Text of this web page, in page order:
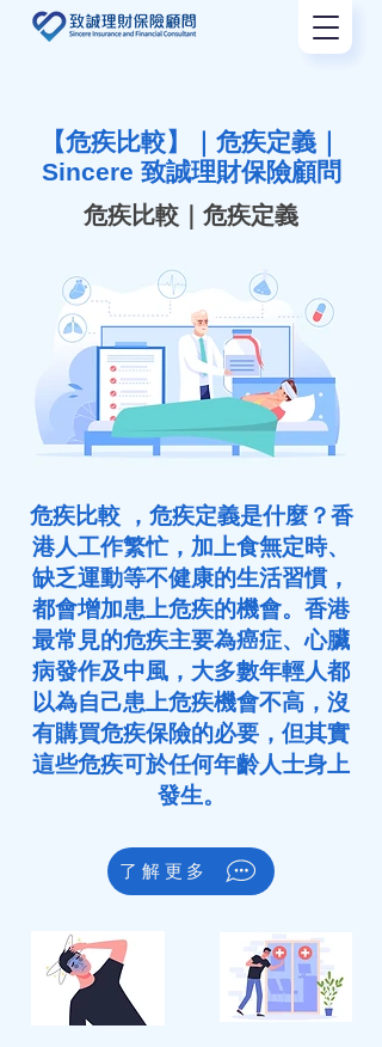
【危疾比較】｜危疾定義｜
Sincere 致誠理財保險顧問
危疾比較｜危疾定義
危疾比較 ，危疾定義是什麼？香
港人工作繁忙，加上食無定時、
缺乏運動等不健康的生活習慣，
都會增加患上危疾的機會。香港
最常見的危疾主要為癌症、心臟
病發作及中風，大多數年輕人都
以為自己患上危疾機會不高，沒
有購買危疾保險的必要，但其實
這些危疾可於任何年齡人士身上
發生。
了解更多